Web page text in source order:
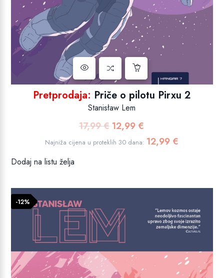
Pretprodaja: Priče o pilotu Pirxu 2
Stanisław Lem
17,99€ Izvorna
cijena
12,99 €
cijena
Najniža cijena u proteklih 30 dana: 12,99 €
Dodaj na listu želja
-12%